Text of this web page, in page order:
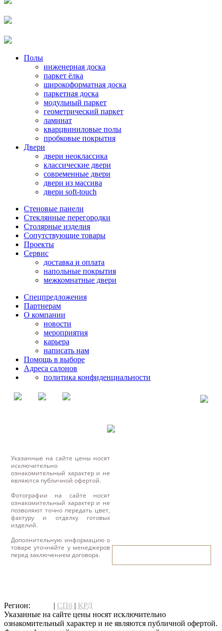
Полы
инженерная доска
паркет ёлка
широкоформатная доска
паркетная доска
модульный паркет
геометрический паркет
ламинат
кварцвиниловые полы
пробковые покрытия
Двери
двери неоклассика
классические двери
современные двери
двери из массива
двери soft-touch
Стеновые панели
Стеклянные перегородки
Столярные изделия
Сопутствующие товары
Проекты
Сервис
доставка и оплата
напольные покрытия
межкомнатные двери
Спецпредложения
Партнерам
О компании
новости
мероприятия
карьера
написать нам
Помощь в выборе
Адреса салонов
политика конфиденциальности
Указанные на сайте цены носят
исключительно
ознакомительный характер и не
являются публичной офертой.
Фотографии на сайте носят
ознакомительный характер и не
позволяют точно передать цвет,
фактуру и отделку готовых
изделий.
Дополнительную информацию о
товаре уточняйте у менеджеров
перед заключением договора.
Регион: | СПб | КРД
Указанные на сайте цены носят исключительно
ознакомительный характер и не являются публичной офертой.